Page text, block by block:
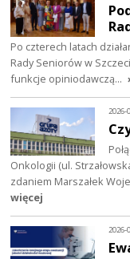
Po czterech latach
Rady Seniorów w
funkcje opiniodawczą…
2026-
Onkologii (ul.
zdaniem Marszałek
więcej
2026-